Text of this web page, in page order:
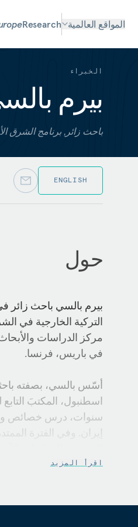
المواقع العالمية Research
الخبراء
بيرم
باحث زائر, برنامج الشرق
ENGLISH
حول
بيرم بالسي باحث زائر
التركية الخارجية في
في باريس، فرنسا.
اسطنبول، المكتبَ
سنوات، درس خصائص
أيضاً على نفوذ تركيا في
اقرأ المزيد